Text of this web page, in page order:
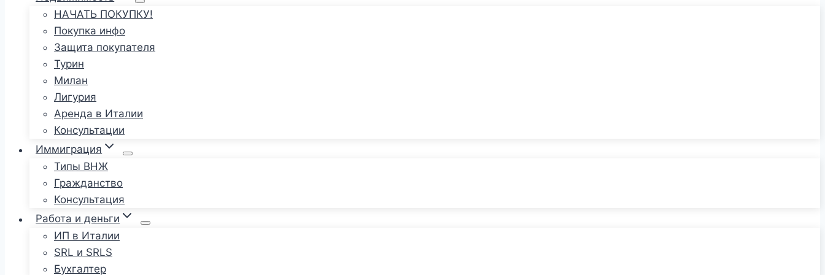
НАЧАТЬ ПОКУПКУ!
Покупка инфо
Защита покупателя
Турин
Милан
Лигурия
Аренда в Италии
Консультации
Иммиграция
Типы ВНЖ
Гражданство
Консультация
Работа и деньги
ИП в Италии
SRL и SRLS
Бухгалтер